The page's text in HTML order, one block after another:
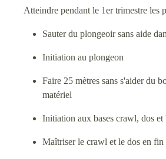
Atteindre pendant le 1er trimestre les
Sauter du plongeoir sans aide
Initiation au plongeon
Faire 25 mètres sans s'aider du
matériel
Initiation aux bases crawl, dos et
Maîtriser le crawl et le dos en fin